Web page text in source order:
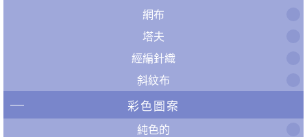
網布
塔夫
經編針織
斜紋布
彩色圖案
純色的